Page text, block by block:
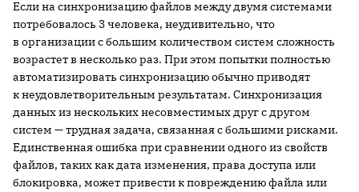
Если на синхронизацию файлов между двумя системами
потребовалось 3 человека, неудивительно, что
в организации с большим количеством систем сложность
возрастет в несколько раз. При этом попытки полностью
автоматизировать синхронизацию обычно приводят
к неудовлетворительным результатам. Синхронизация
данных из нескольких несовместимых друг с другом
систем — трудная задача, связанная с большими рисками.
Единственная ошибка при сравнении одного из свойств
файлов, таких как дата изменения, права доступа или
блокировка, может привести к повреждению файла или